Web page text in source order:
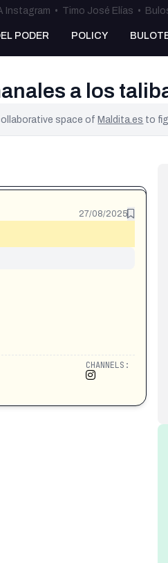
Instagram • Timo José Elías •
PODER POLICY
a los
space ofMaldita.es to
27/08/2025
CHANNELS: